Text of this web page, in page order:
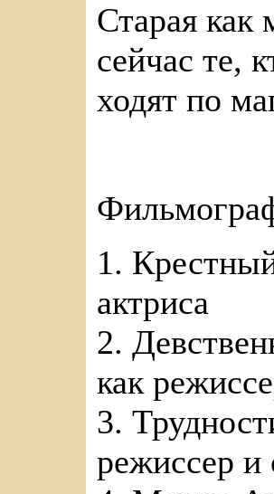
Старая как
сейчас те,
ходят по
1.
актриса
2.
как
3.
режиссер и